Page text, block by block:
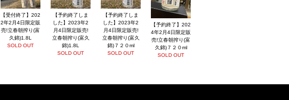
【受付終了】202
2年2月4日限定販
売!立春朝搾り(富
久錦)1.8L
SOLD OUT
【予約終了しま
した】2023年2
月4日限定販売!
立春朝搾り(富久
錦)1.8L
SOLD OUT
【予約終了しま
した】2023年2
月4日限定販売!
立春朝搾り(富久
錦)７２０ml
SOLD OUT
【予約終了】202
4年2月4日限定販
売!立春朝搾り(富
久錦)７２０ml
SOLD OUT